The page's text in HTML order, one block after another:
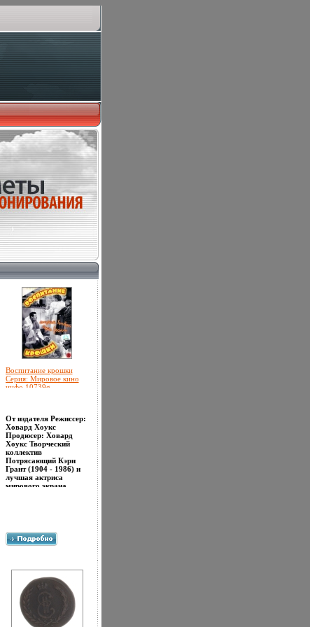
Воспитание крошки
Серия: Мировое кино
инфо 10739g.
От издателя Режиссер:
Ховард Хоукс
Продюсер: Ховард
Хоукс Творческий
коллектив
Потрясающий Кэри
Грант (1904 - 1986) и
лучшая актриса
мирового экрана,
Кэтрин Хепберн (род
1907) демонстрируют
смешной комедии Хотя
большинство
недоразумений в этой
блистательной
комедии происходит
из-за большой кошки,
ручного леопарда по